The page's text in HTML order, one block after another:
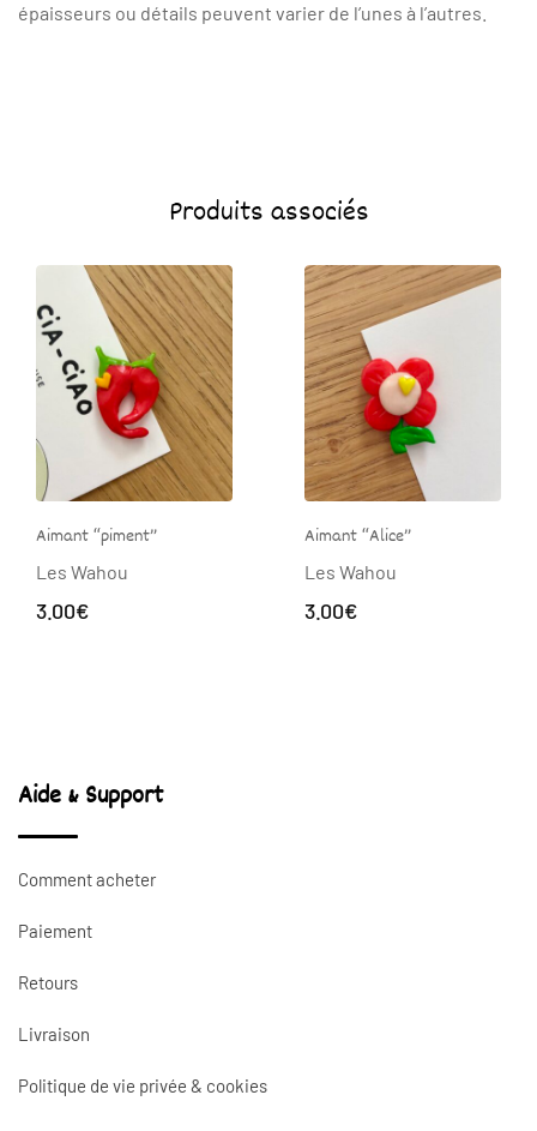
épaisseurs ou détails peuvent varier de l’unes à l’autres.
Produits associés
Aimant “piment”
Les Wahou
3.00€
Aimant “Alice”
Les Wahou
3.00€
Aide & Support
Comment acheter
Paiement
Retours
Livraison
Politique de vie privée & cookies